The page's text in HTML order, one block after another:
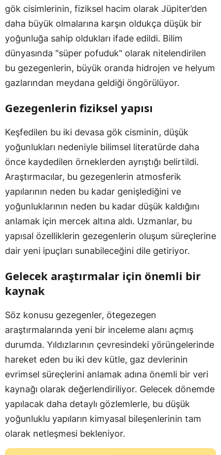
gök cisimlerinin, fiziksel hacim olarak Jüpiter’den
daha büyük olmalarına karşın oldukça düşük bir
yoğunluğa sahip oldukları ifade edildi. Bilim
dünyasında "süper pofuduk" olarak nitelendirilen
bu gezegenlerin, büyük oranda hidrojen ve helyum
gazlarından meydana geldiği öngörülüyor.
Gezegenlerin fiziksel yapısı
Keşfedilen bu iki devasa gök cisminin, düşük
yoğunlukları nedeniyle bilimsel literatürde daha
önce kaydedilen örneklerden ayrıştığı belirtildi.
Araştırmacılar, bu gezegenlerin atmosferik
yapılarının neden bu kadar genişlediğini ve
yoğunluklarının neden bu kadar düşük kaldığını
anlamak için mercek altına aldı. Uzmanlar, bu
yapısal özelliklerin gezegenlerin oluşum süreçlerine
dair yeni ipuçları sunabileceğini dile getiriyor.
Gelecek araştırmalar için önemli bir
kaynak
Söz konusu gezegenler, ötegezegen
araştırmalarında yeni bir inceleme alanı açmış
durumda. Yıldızlarının çevresindeki yörüngelerinde
hareket eden bu iki dev kütle, gaz devlerinin
evrimsel süreçlerini anlamak adına önemli bir veri
kaynağı olarak değerlendiriliyor. Gelecek dönemde
yapılacak daha detaylı gözlemlerle, bu düşük
yoğunluklu yapıların kimyasal bileşenlerinin tam
olarak netleşmesi bekleniyor.